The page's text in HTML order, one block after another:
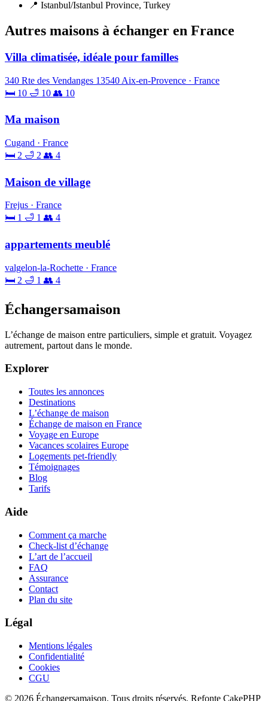
📍 Istanbul/Istanbul Province, Turkey
Autres maisons à échanger en France
Villa climatisée, idéale pour familles
340 Rte des Vendanges 13540 Aix-en-Provence · France
🛏 10 🛁 10 👥 10
Ma maison
Cugand · France
🛏 2 🛁 2 👥 4
Maison de village
Frejus · France
🛏 1 🛁 1 👥 4
appartements meublé
valgelon-la-Rochette · France
🛏 2 🛁 1 👥 4
Échangersamaison
L’échange de maison entre particuliers, simple et gratuit. Voyagez
autrement, partout dans le monde.
Explorer
Toutes les annonces
Destinations
L’échange de maison
Échange de maison en France
Voyage en Europe
Vacances scolaires Europe
Logements pet-friendly
Témoignages
Blog
Tarifs
Aide
Comment ça marche
Check-list d’échange
L’art de l’accueil
FAQ
Assurance
Contact
Plan du site
Légal
Mentions légales
Confidentialité
Cookies
CGU
© 2026 Échangersamaison. Tous droits réservés. Refonte CakePHP